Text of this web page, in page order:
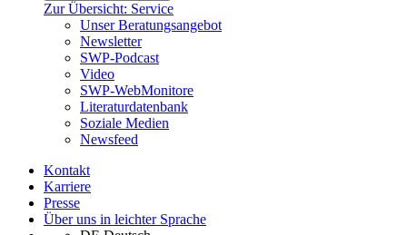
Zur Übersicht: Service
Unser Beratungsangebot
Newsletter
SWP-Podcast
Video
SWP-WebMonitore
Literaturdatenbank
Soziale Medien
Newsfeed
Kontakt
Karriere
Presse
Über uns in leichter Sprache